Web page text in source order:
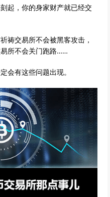
起，你的身家财产就已经交
祷交易所不会被黑客攻击，
所不会关门跑路……
会有这些问题出现。